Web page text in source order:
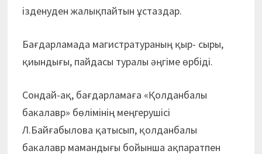
ізденуден жалықпайтын ұстаздар.
Бағдарламада магистратураның қыр- сыры,
қиындығы, пайдасы туралы әңгіме өрбіді.
Сондай-ақ, бағдарламаға «Қолданбалы
бакалавр» бөлімінің меңгерушісі
Л.Байғабылова қатысып, қолданбалы
бакалавр мамандығы бойынша ақпаратпен